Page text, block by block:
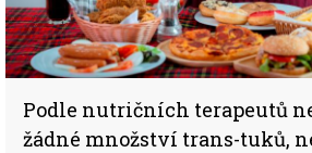
Podle nutričních terapeutů
žádné množství trans-tuků,